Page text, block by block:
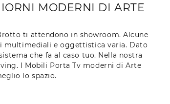
MODERNI DI ARTE
ti attendono in showroom. Alcune
multimediali e oggettistica varia. Dato
che fa al caso tuo. Nella nostra
I Mobili Porta Tv moderni di Arte
lo spazio.